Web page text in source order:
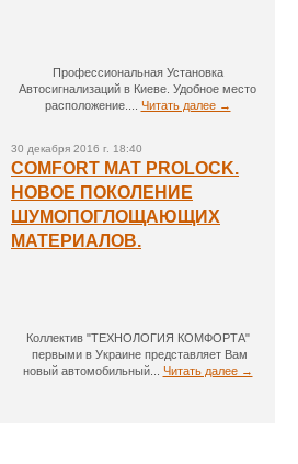
Профессиональная Установка
Автосигнализаций в Киеве. Удобное место
расположение.... Читать далее →
30 декабря 2016 г. 18:40
COMFORT MAT PROLOCK.
НОВОЕ ПОКОЛЕНИЕ
ШУМОПОГЛОЩАЮЩИХ
МАТЕРИАЛОВ.
Коллектив "ТЕХНОЛОГИЯ КОМФОРТА"
первыми в Украине представляет Вам
новый автомобильный... Читать далее →